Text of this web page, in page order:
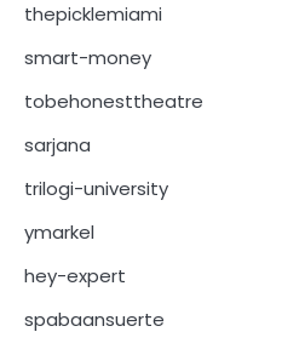
thepicklemiami
smart-money
tobehonesttheatre
sarjana
trilogi-university
ymarkel
hey-expert
spabaansuerte